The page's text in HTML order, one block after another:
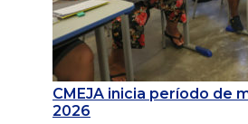
CMEJA inicia período de
2026